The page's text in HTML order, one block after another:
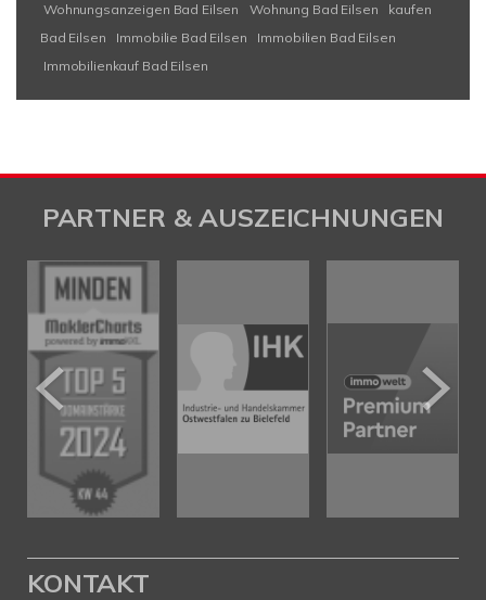
Wohnungsanzeigen Bad Eilsen
Wohnung Bad Eilsen
kaufen
Bad Eilsen
Immobilie Bad Eilsen
Immobilien Bad Eilsen
Immobilienkauf Bad Eilsen
PARTNER & AUSZEICHNUNGEN
KONTAKT